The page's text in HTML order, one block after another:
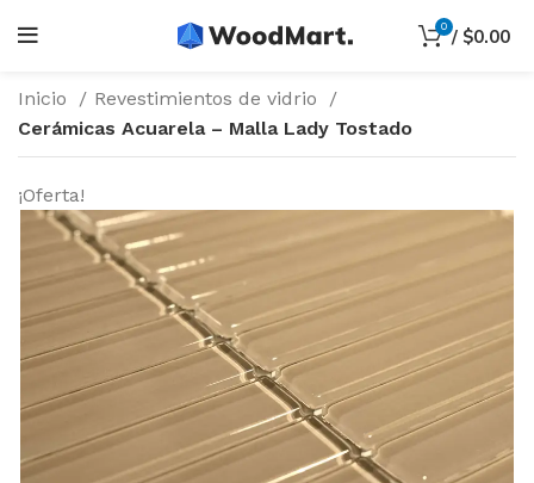
0 / $0.00
Inicio
Revestimientos de vidrio
Cerámicas Acuarela – Malla Lady Tostado
¡Oferta!